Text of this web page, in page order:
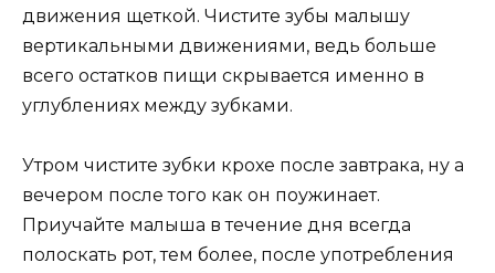
движения щеткой. Чистите зубы малышу
вертикальными движениями, ведь больше
всего остатков пищи скрывается именно в
углублениях между зубками.
Утром чистите зубки крохе после завтрака, ну а
вечером после того как он поужинает.
Приучайте малыша в течение дня всегда
полоскать рот, тем более, после употребления